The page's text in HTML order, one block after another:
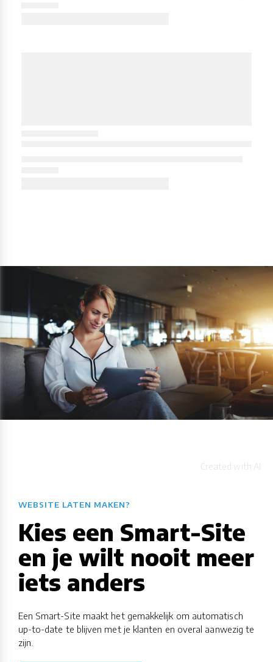
WEBSITE LATEN MAKEN?
Kies een Smart-Site
en je wilt nooit meer
iets anders
Een Smart-Site maakt het gemakkelijk om automatisch
up-to-date te blijven met je klanten en overal aanwezig te
zijn.